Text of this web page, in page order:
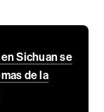
Sichuan se
de la